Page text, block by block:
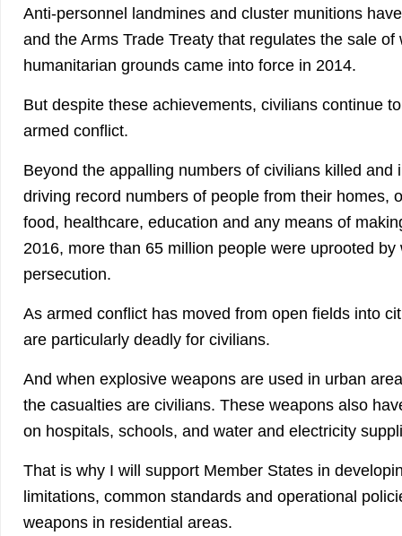
Anti-personnel landmines and cluster munitions
and the Arms Trade Treaty that regulates the sale of
humanitarian grounds came into force in 2014.
But despite these achievements, civilians continue
armed conflict.
Beyond the appalling numbers of civilians killed and
driving record numbers of people from their homes,
food, healthcare, education and any means of
2016, more than 65 million people were uprooted by
persecution.
As armed conflict has moved from open fields into
are particularly deadly for civilians.
And when explosive weapons are used in urban
the casualties are civilians. These weapons also
on hospitals, schools, and water and electricity
That is why I will support Member States in
limitations, common standards and operational
weapons in residential areas.